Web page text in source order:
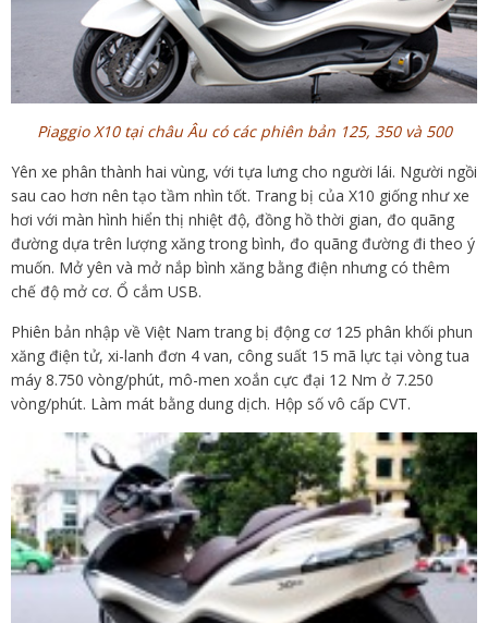
Piaggio X10 tại châu Âu có các phiên bản 125, 350 và 500
Yên xe phân thành hai vùng, với tựa lưng cho người lái. Người ngồi
sau cao hơn nên tạo tầm nhìn tốt. Trang bị của X10 giống như xe
hơi với màn hình hiển thị nhiệt độ, đồng hồ thời gian, đo quãng
đường dựa trên lượng xăng trong bình, đo quãng đường đi theo ý
muốn. Mở yên và mở nắp bình xăng bằng điện nhưng có thêm
chế độ mở cơ. Ổ cắm USB.
Phiên bản nhập về Việt Nam trang bị động cơ 125 phân khối phun
xăng điện tử, xi-lanh đơn 4 van, công suất 15 mã lực tại vòng tua
máy 8.750 vòng/phút, mô-men xoắn cực đại 12 Nm ở 7.250
vòng/phút. Làm mát bằng dung dịch. Hộp số vô cấp CVT.